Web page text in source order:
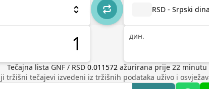
RSD - Srpski
дин.
Tečajna lista GNF / RSD 0.011572 ažurirana prije 22 minutu
tržišni tečajevi izvedeni iz tržišnih podataka uživo i